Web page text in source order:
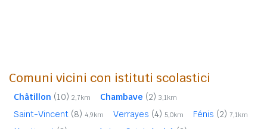
Comuni vicini con istituti scolastici
Châtillon (10) 2,7km Chambave (2) 3,1km
Saint-Vincent (8) 4,9km Verrayes (4) 5,0km Fénis (2) 7,1km